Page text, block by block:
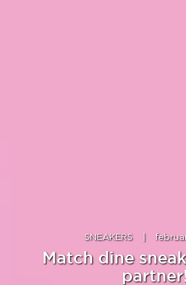
SNEAKERS
Match dine